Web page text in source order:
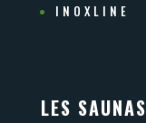
INOXLINE
LES SAUNAS